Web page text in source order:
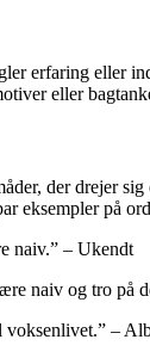
erfaring eller
eller
der drejer
eksempler på
naiv.” – Ukendt
naiv og tro
voksenlivet.” –